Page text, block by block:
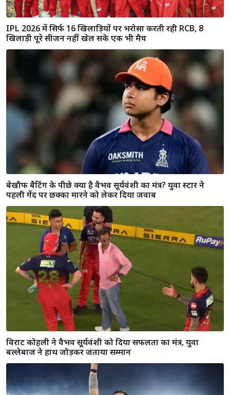
IPL 2026 में सिर्फ 16 खिलाड़ियों पर भरोसा करती रही RCB, 8
खिलाड़ी पूरे सीजन नहीं खेल सके एक भी मैच
बेखौफ बैटिंग के पीछे क्या है वैभव सूर्यवंशी का मंत्र? युवा स्टार ने
पहली गेंद पर छक्का मारने को लेकर दिया जवाब
विराट कोहली ने वैभव सूर्यवंशी को दिया सफलता का मंत्र, युवा
बल्लेबाज ने हाथ जोड़कर जताया सम्मान